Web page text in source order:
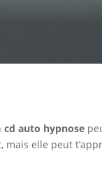
cd auto hypnose
mais elle peut